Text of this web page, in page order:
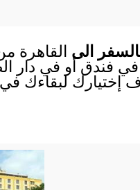
الى القاهرة
في فندق أو في دار
إختيارك لبقاءك